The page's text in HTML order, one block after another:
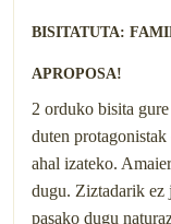
BISITATUTA:
APROPOSA!
2 orduko bisita
duten
ahal izateko.
dugu. Ziztadarik ez
pasako dugu